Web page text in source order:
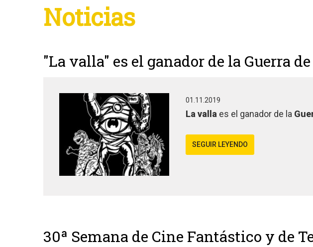
Noticias
"La valla" es el ganador de la Guerra
01.11.2019
La valla es el ganador de la
SEGUIR LEYENDO
30ª Semana de Cine Fantástico y de